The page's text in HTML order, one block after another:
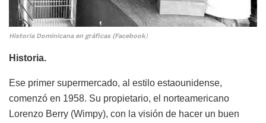
Historia Dominicana en gráficas (Facebook)
Historia.
Ese primer supermercado, al estilo estaounidense,
comenzó en 1958. Su propietario, el norteamericano
Lorenzo Berry (Wimpy), con la visión de hacer un buen